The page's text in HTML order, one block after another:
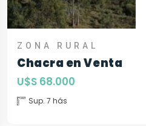
ZONA RURAL
Chacra en Venta
U$S 68.000
Sup. 7 hás